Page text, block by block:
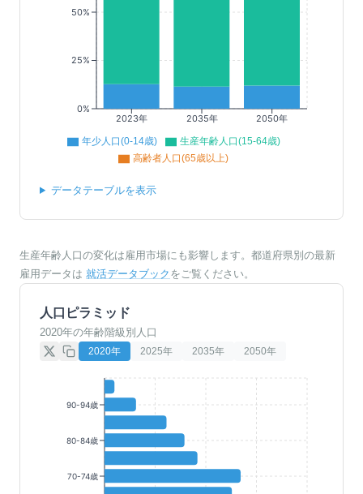
2023年 2035年 2050年
0%
25%
50%
年少人口(0-14歳)
生産年齢人口(15-64歳)
高齢者人口(65歳以上)
データテーブルを表示
生産年齢人口の変化は雇用市場にも影響します。都道府県別の最新
雇用データは 就活データブック をご覧ください。
人口ピラミッド
2020年の年齢階級別人口
2020年 2025年 2035年 2050年
90-94歳
80-84歳
70-74歳